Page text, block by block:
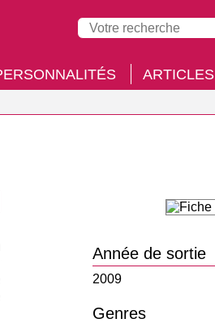
ARTICLES
Année de sortie
2009
Genres